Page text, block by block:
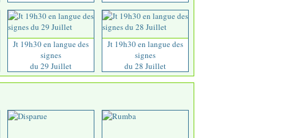
Jt 19h30 en langue des
signes
du 29 Juillet
Jt 19h30 en langue des
signes
du 28 Juillet